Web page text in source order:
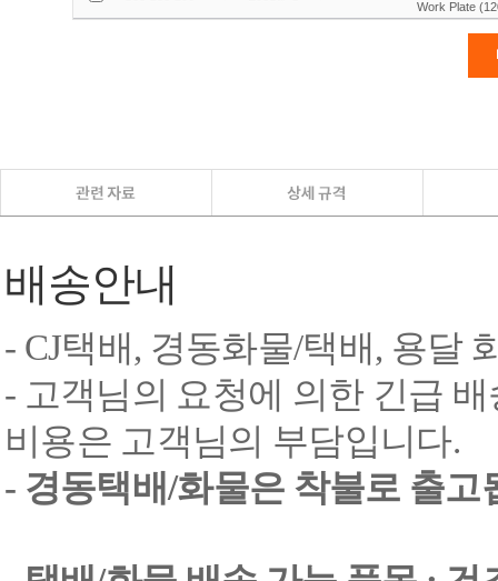
배송안내
- CJ택배, 경동화물/택배, 용달
- 고객님의 요청에 의한 긴급
비용은 고객님의 부담입니다.
- 경동택배/화물은 착불로 출고